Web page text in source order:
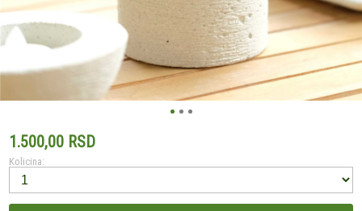
1.500,00 RSD
Kolicina: